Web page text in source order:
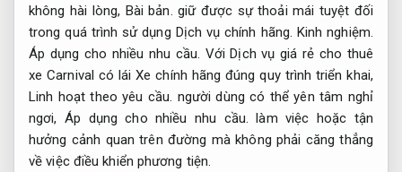
không hài lòng, Bài bản. giữ được sự thoải mái tuyệt đối
trong quá trình sử dụng Dịch vụ chính hãng. Kinh nghiệm.
Áp dụng cho nhiều nhu cầu. Với Dịch vụ giá rẻ cho thuê
xe Carnival có lái Xe chính hãng đúng quy trình triển khai,
Linh hoạt theo yêu cầu. người dùng có thể yên tâm nghỉ
ngơi, Áp dụng cho nhiều nhu cầu. làm việc hoặc tận
hưởng cảnh quan trên đường mà không phải căng thẳng
về việc điều khiển phương tiện.